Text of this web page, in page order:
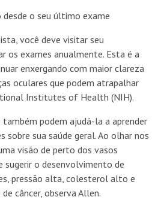
desde o seu último exame
você deve visitar seu
exames anualmente. Esta é a
enxergando com maior clareza
oculares que podem atrapalhar
Institutes of Health (NIH).
podem ajudá-la a aprender
sua saúde geral. Ao olhar nos
visão de perto dos vasos
sugerir o desenvolvimento de
pressão alta, colesterol alto e
câncer, observa Allen.